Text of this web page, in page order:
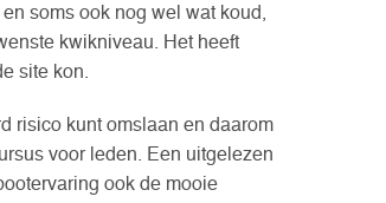
soms ook nog wel wat koud,
kwikniveau. Het heeft
site kon.
risico kunt omslaan en daarom
voor leden. Een uitgelezen
ook de mooie